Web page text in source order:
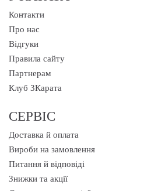
Контакти
Про нас
Відгуки
Правила сайту
Партнерам
Клуб 3Карата
СЕРВІС
Доставка й оплата
Вироби на замовлення
Питання й відповіді
Знижки та акції